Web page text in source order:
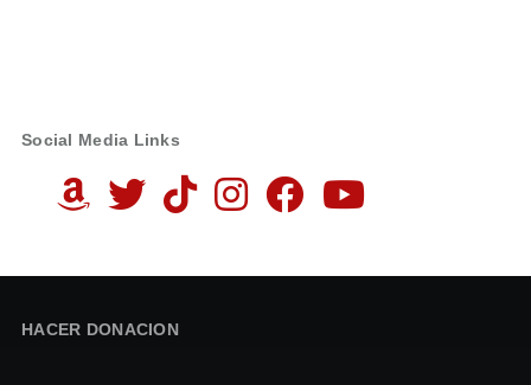
Social Media Links
HACER DONACION